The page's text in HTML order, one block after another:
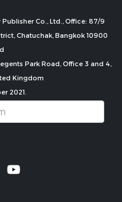
Co., Ltd., Office: 87/9
Chatuchak, Bangkok 10900
Park Road, Office 3 and 4,
Kingdom
2021.